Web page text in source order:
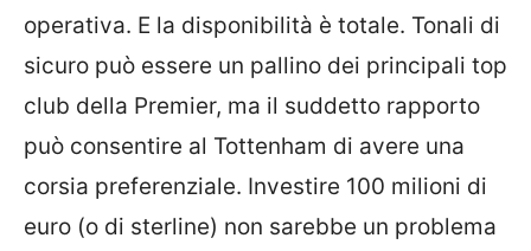
operativa. E la disponibilità è totale. Tonali di
sicuro può essere un pallino dei principali top
club della Premier, ma il suddetto rapporto
può consentire al Tottenham di avere una
corsia preferenziale. Investire 100 milioni di
euro (o di sterline) non sarebbe un problema